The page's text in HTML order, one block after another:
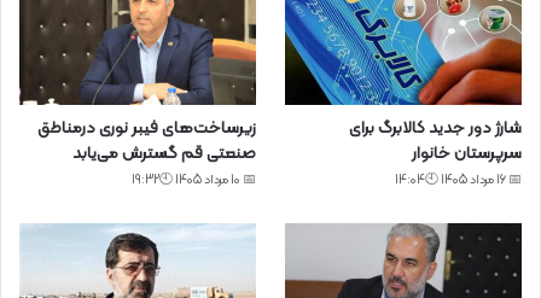
شارژ دور جدید کالابرگ برای
سرپرستان خانوار
📅 16 مرداد 1405 🕙14:04
زیرساخت‌های فیبر نوری درمناطق
صنعتی قم گسترش می‌یابد
📅 10 مرداد 1405 🕙19:32